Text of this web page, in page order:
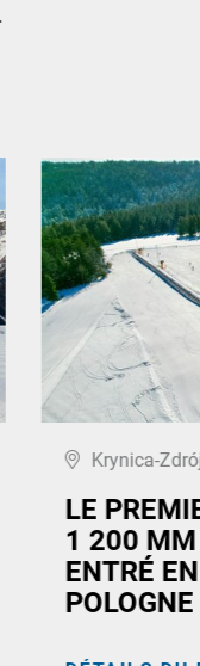
Krynica-
LE
1 200 MM
ENTRÉ
POLOGNE